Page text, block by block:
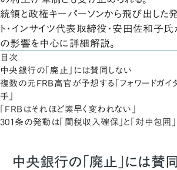
統領と政権キーパーソンから飛び出した発
ト・インサイツ代表取締役・安田佐和子氏
の影響を中心に詳細解説。
目次
中央銀行の「廃止」には賛同しない
複数の元FRB高官が予想する「フォワードガイ
手」
「FRBはそれほど素早く変われない」
301条の発動は「関税収入確保」と「対中包囲
中央銀行の「廃止」には賛